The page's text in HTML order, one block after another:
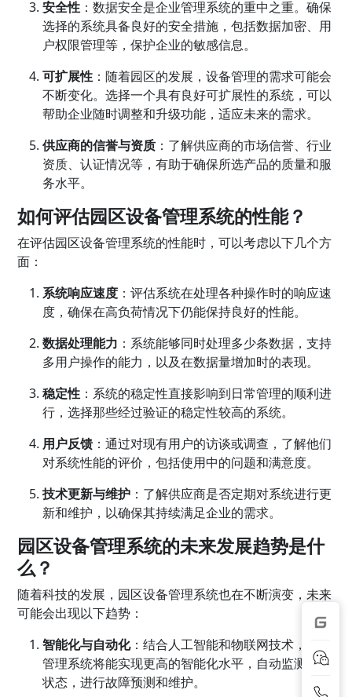
安全性 ：数据安全是企业管理系统的重中之重。确保
选择的系统具备良好的安全措施，包括数据加密、用
户权限管理等，保护企业的敏感信息。
可扩展性 ：随着园区的发展，设备管理的需求可能会
不断变化。选择一个具有良好可扩展性的系统，可以
帮助企业随时调整和升级功能，适应未来的需求。
供应商的信誉与资质 ：了解供应商的市场信誉、行业
资质、认证情况等，有助于确保所选产品的质量和服
务水平。
如何评估园区设备管理系统的性能？
在评估园区设备管理系统的性能时，可以考虑以下几个方
面：
系统响应速度 ：评估系统在处理各种操作时的响应速
度，确保在高负荷情况下仍能保持良好的性能。
数据处理能力 ：系统能够同时处理多少条数据，支持
多用户操作的能力，以及在数据量增加时的表现。
稳定性 ：系统的稳定性直接影响到日常管理的顺利进
行，选择那些经过验证的稳定性较高的系统。
用户反馈 ：通过对现有用户的访谈或调查，了解他们
对系统性能的评价，包括使用中的问题和满意度。
技术更新与维护 ：了解供应商是否定期对系统进行更
新和维护，以确保其持续满足企业的需求。
园区设备管理系统的未来发展趋势是什
么？
随着科技的发展，园区设备管理系统也在不断演变，未来
可能会出现以下趋势：
智能化与自动化：结合人工智能和物联网技术，设备
管理系统将能实现更高的智能化水平，自动监测设备
状态，进行故障预测和维护。